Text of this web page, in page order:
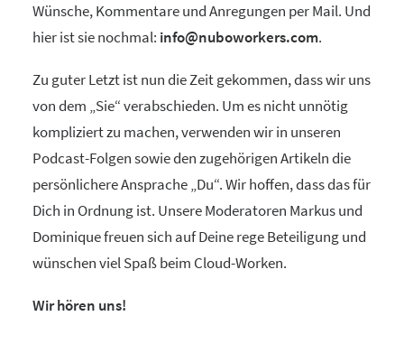
Wünsche, Kommentare und Anregungen per Mail. Und
hier ist sie nochmal: info@nuboworkers.com.
Zu guter Letzt ist nun die Zeit gekommen, dass wir uns
von dem „Sie“ verabschieden. Um es nicht unnötig
kompliziert zu machen, verwenden wir in unseren
Podcast-Folgen sowie den zugehörigen Artikeln die
persönlichere Ansprache „Du“. Wir hoffen, dass das für
Dich in Ordnung ist. Unsere Moderatoren Markus und
Dominique freuen sich auf Deine rege Beteiligung und
wünschen viel Spaß beim Cloud-Worken.
Wir hören uns!